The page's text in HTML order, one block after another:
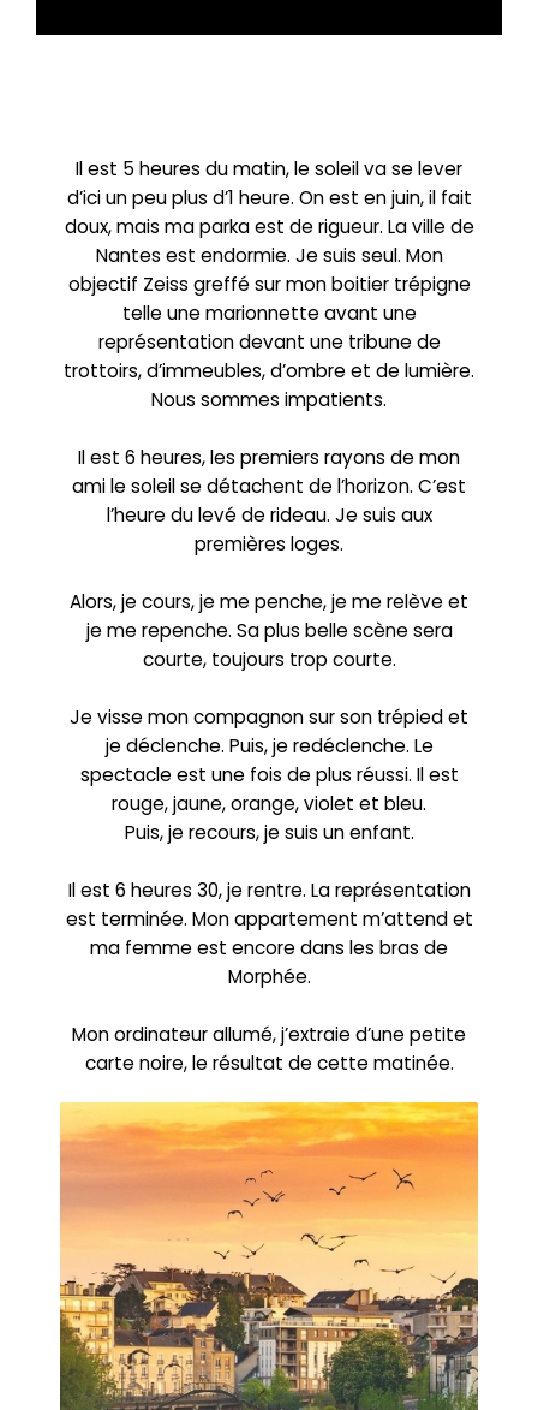
Il est 5 heures du matin, le soleil va se lever
d’ici un peu plus d’1 heure. On est en juin, il fait
doux, mais ma parka est de rigueur. La ville de
Nantes est endormie. Je suis seul. Mon
objectif Zeiss greffé sur mon boitier trépigne
telle une marionnette avant une
représentation devant une tribune de
trottoirs, d’immeubles, d’ombre et de lumière.
Nous sommes impatients.
Il est 6 heures, les premiers rayons de mon
ami le soleil se détachent de l’horizon. C’est
l’heure du levé de rideau. Je suis aux
premières loges.
Alors, je cours, je me penche, je me relève et
je me repenche. Sa plus belle scène sera
courte, toujours trop courte.
Je visse mon compagnon sur son trépied et
je déclenche. Puis, je redéclenche. Le
spectacle est une fois de plus réussi. Il est
rouge, jaune, orange, violet et bleu.
Puis, je recours, je suis un enfant.
Il est 6 heures 30, je rentre. La représentation
est terminée. Mon appartement m’attend et
ma femme est encore dans les bras de
Morphée.
Mon ordinateur allumé, j’extraie d’une petite
carte noire, le résultat de cette matinée.